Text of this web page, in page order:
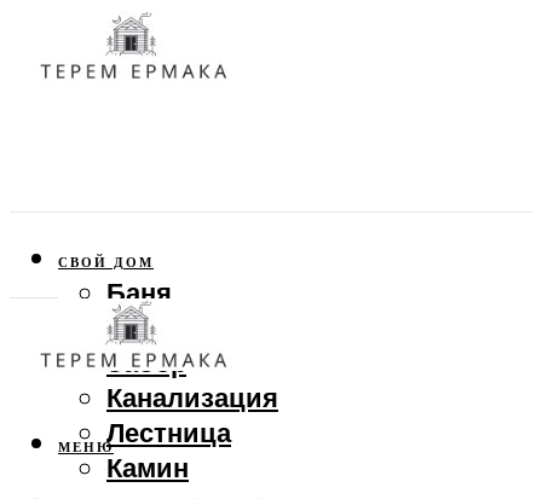
СВОЙ ДОМ
Баня
Веранда
Забор
Канализация
Лестница
Камин
МЕНЮ